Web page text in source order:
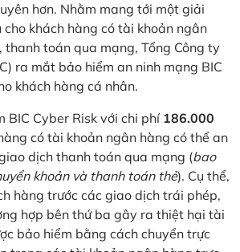
hơn. Nhằm mang tới một giải
khách hàng có tài khoản ngân
thanh toán qua mạng, Tổng Công ty
ra mắt bảo hiểm an ninh mạng BIC
khách hàng cá nhân.
BIC Cyber Risk với chi phí 186.000
có tài khoản ngân hàng có thể an
dịch thanh toán qua mạng (bao
khoản và thanh toán thẻ). Cụ thể,
hàng trước các giao dịch trái phép,
hợp bên thứ ba gây ra thiệt hại tài
bảo hiểm bằng cách chuyển trực